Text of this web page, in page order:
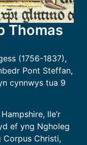
Thomas
(1756-1837),
Pont Steffan,
cynnwys tua 9
lle’r
ef yng Ngholeg
Corpus Christi,